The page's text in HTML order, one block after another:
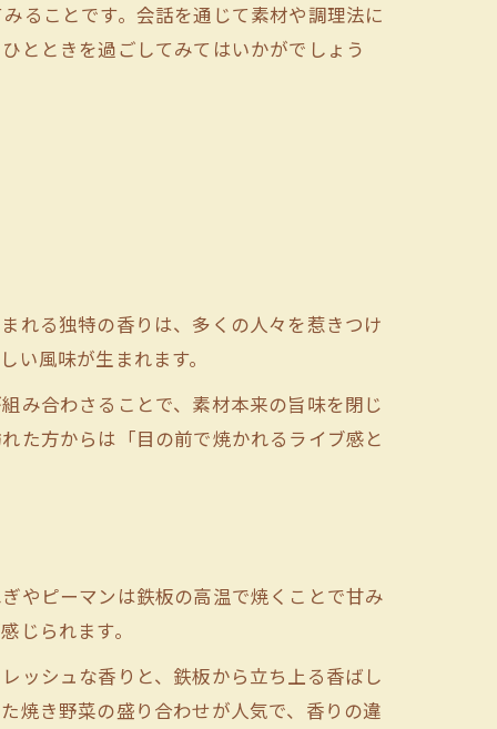
ることです。会話を通じて素材や調理法に
とときを過ごしてみてはいかがでしょう
れる独特の香りは、多くの人々を惹きつけ
風味が生まれます。
み合わさることで、素材本来の旨味を閉じ
た方からは「目の前で焼かれるライブ感と
やピーマンは鉄板の高温で焼くことで甘み
じられます。
ッシュな香りと、鉄板から立ち上る香ばし
焼き野菜の盛り合わせが人気で、香りの違